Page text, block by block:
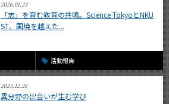
2026.01.23
「志」を育む教育の共鳴。Science TokyoとNKU
ST、国境を越えた...
活動報告
2025.12.26
異分野の出会いが生む学び